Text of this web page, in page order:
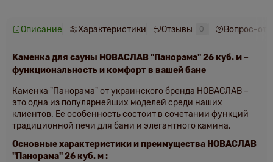
Описание Характеристики Отзывы 0 Вопрос-
Каменка для сауны НОВАСЛАВ "Панорама" 26 куб. м–
функциональность и комфорт в вашей бане
Каменка "Панорама" от украинского бренда НОВАСЛАВ –
это одна из популярнейших моделей среди наших
клиентов. Ее особенность состоит в сочетании функций
традиционной печи для бани и элегантного камина.
Основные характеристики и преимущества НОВАСЛАВ
"Панорама" 26 куб. м: